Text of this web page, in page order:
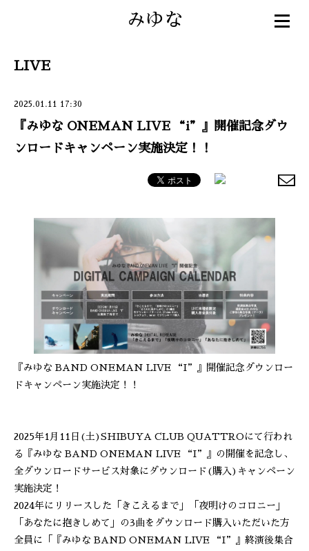
みゆな
LIVE
2025.01.11 17:30
『みゆな ONEMAN LIVE “i”』開催記念ダウ
ンロードキャンペーン実施決定！！
『みゆな BAND ONEMAN LIVE “I”』開催記念ダウンロー
ドキャンペーン実施決定！！
2025年1月11日(土)SHIBUYA CLUB QUATTROにて行われ
る『みゆな BAND ONEMAN LIVE “I”』の開催を記念し、
全ダウンロードサービス対象にダウンロード(購入)キャンペーン
実施決定！
2024年にリリースした「きこえるまで」「夜明けのコロニー」
「あなたに抱きしめて」の3曲をダウンロード購入いただいた方
全員に「『みゆな BAND ONEMAN LIVE “I”』終演後集合